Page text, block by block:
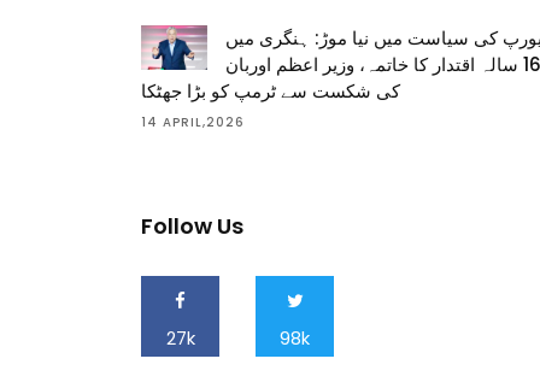
کی سیاست میں نیا موڑ: ہنگری میں
16 سالہ اقتدار کا خاتمہ، وزیر اعظم اوربان
کی شکست سے ٹرمپ کو بڑا جھٹکا
14 APRIL,2026
Follow Us
27k 98k